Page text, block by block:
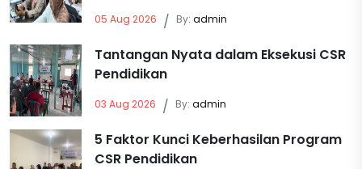
05 Aug 2026 / By: admin
Tantangan Nyata dalam Eksekusi CSR
Pendidikan
03 Aug 2026 / By: admin
5 Faktor Kunci Keberhasilan Program
CSR Pendidikan